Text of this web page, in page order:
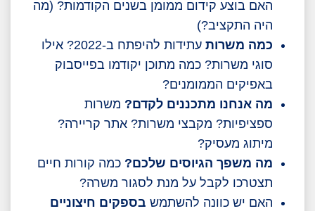
האם בוצע קידום ממומן בשנים הקודמות? (מה
היה התקציב?)
כמה משרות
עתידות להיפתח ב-2022? אילו
סוגי משרות? כמה מתוכן יקודמו בפייסבוק
באפיקים הממומנים?
מה אנחנו מתכננים לקדם? משרות
ספציפיות? מקבצי משרות? אתר קריירה?
מיתוג מעסיק?
מה משפך הגיוסים שלכם? כמה קורות חיים
תצטרכו לקבל על מנת לסגור משרה?
האם יש כוונה להשתמש בספקים חיצוניים